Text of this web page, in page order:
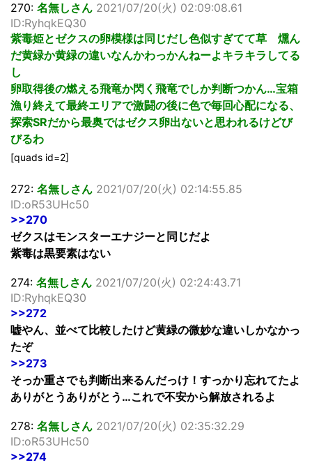
270: 名無しさん 2021/07/20(火) 02:09:08.61
ID:RyhqkEQ30
紫毒姫とゼクスの卵模様は同じだし色似すぎてて草 燻ん
だ黄緑か黄緑の違いなんかわっかんねーよキラキラしてる
し
卵取得後の燃える飛竜か閃く飛竜でしか判断つかん…宝箱
漁り終えて最終エリアで激闘の後に色で毎回心配になる、
探索SRだから最奥ではゼクス卵出ないと思われるけどび
びるわ
[quads id=2]
272: 名無しさん 2021/07/20(火) 02:14:55.85
ID:oR53UHc50
>>270
ゼクスはモンスターエナジーと同じだよ
紫毒は黒要素はない
274: 名無しさん 2021/07/20(火) 02:24:43.71
ID:RyhqkEQ30
>>272
嘘やん、並べて比較したけど黄緑の微妙な違いしかなかっ
たぞ
>>273
そっか重さでも判断出来るんだっけ！すっかり忘れてたよ
ありがとうありがとう…これで不安から解放されるよ
278: 名無しさん 2021/07/20(火) 02:35:32.29
ID:oR53UHc50
>>274